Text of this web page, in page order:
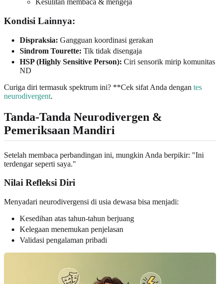
Kesulitan membaca & mengeja
Kondisi Lainnya:
Dispraksia: Gangguan koordinasi gerakan
Sindrom Tourette: Tik tidak disengaja
HSP (Highly Sensitive Person): Ciri sensorik mirip komunitas
ND
Curiga diri termasuk spektrum ini? **Cek sifat Anda dengan tes
neurodivergent.
Tanda-Tanda Neurodivergen &
Pemeriksaan Mandiri
Setelah membaca perbandingan ini, mungkin Anda berpikir: "Ini
terdengar seperti saya."
Nilai Refleksi Diri
Menyadari neurodivergensi di usia dewasa bisa menjadi:
Kesedihan atas tahun-tahun berjuang
Kelegaan menemukan penjelasan
Validasi pengalaman pribadi